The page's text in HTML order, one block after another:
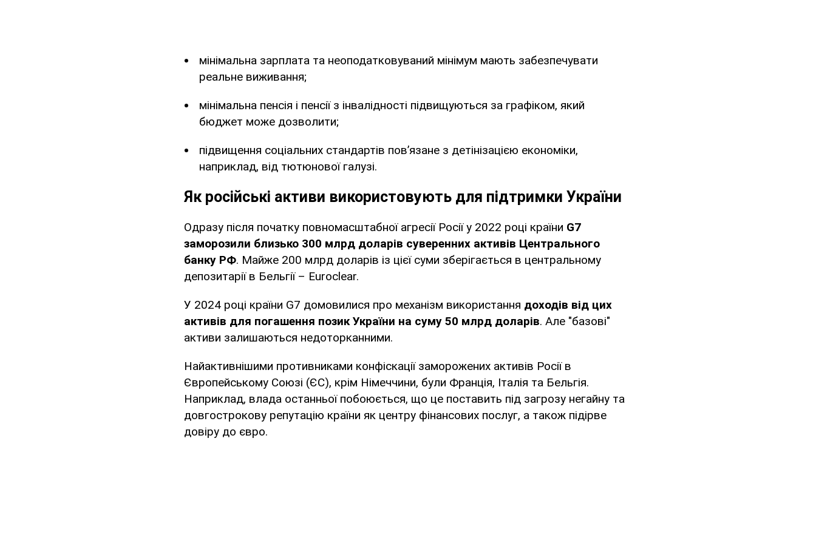
мінімальна зарплата та неоподатковуваний мінімум мають забезпечувати
реальне виживання;
мінімальна пенсія і пенсії з інвалідності підвищуються за графіком, який
бюджет може дозволити;
підвищення соціальних стандартів пов’язане з детінізацією економіки,
наприклад, від тютюнової галузі.
Як російські активи використовують для підтримки України
Одразу після початку повномасштабної агресії Росії у 2022 році країни G7
заморозили близько 300 млрд доларів суверенних активів Центрального
банку РФ. Майже 200 млрд доларів із цієї суми зберігається в центральному
депозитарії в Бельгії – Euroclear.
У 2024 році країни G7 домовилися про механізм використання доходів від цих
активів для погашення позик України на суму 50 млрд доларів. Але "базові"
активи залишаються недоторканними.
Найактивнішими противниками конфіскації заморожених активів Росії в
Європейському Союзі (ЄС), крім Німеччини, були Франція, Італія та Бельгія.
Наприклад, влада останньої побоюється, що це поставить під загрозу негайну та
довгострокову репутацію країни як центру фінансових послуг, а також підірве
довіру до євро.